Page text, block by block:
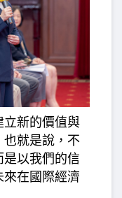
立新的價值與
就是說，不
以我們的信
在國際經濟